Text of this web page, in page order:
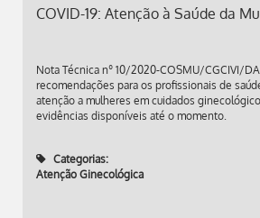
COVID-19: Atenção à Saúde da
Nota Técnica nº 10/2020-COSMU/CGCIVI/
recomendações para os profissionais de
atenção a mulheres em cuidados
evidências disponíveis até o momento.
Categorias:
Atenção Ginecológica